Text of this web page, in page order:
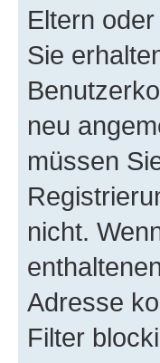
Eltern
Sie
neu
müssen
nicht.
Adresse
Filter